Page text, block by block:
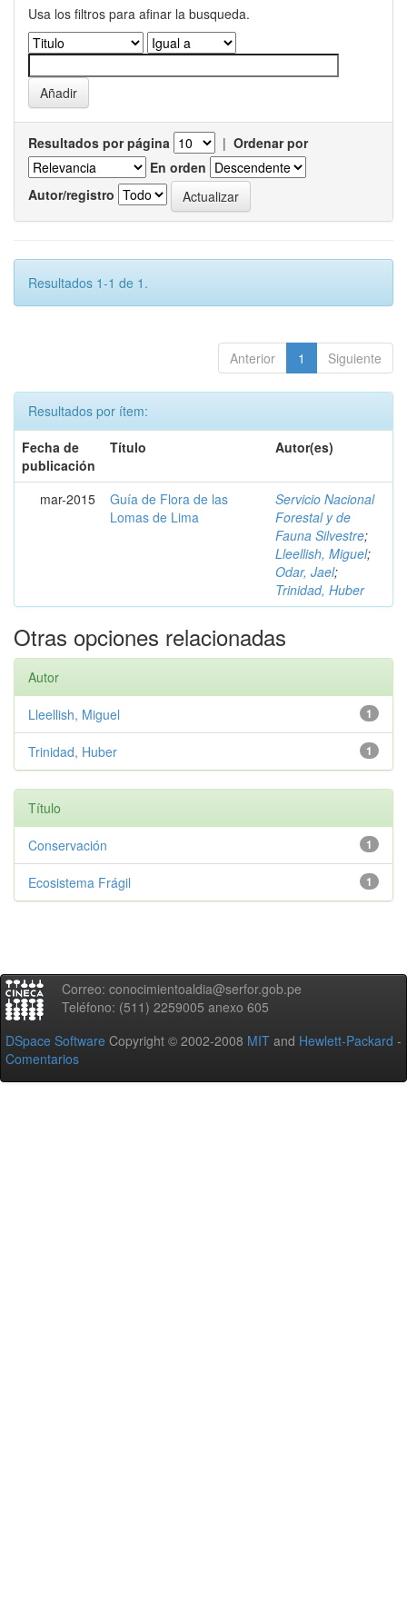
Usa los filtros para afinar la busqueda.
Resultados por página | Ordenar por
En orden
Autor/registro
Resultados 1-1 de 1.
Anterior 1 Siguiente
Resultados por ítem:
Fecha de
publicación
Título Autor(es)
mar-2015
Guía de Flora de las
Lomas de Lima
Servicio Nacional
Forestal y de
Fauna Silvestre;
Lleellish, Miguel;
Odar, Jael;
Trinidad, Huber
Otras opciones relacionadas
Autor
1
Lleellish, Miguel
1
Trinidad, Huber
Título
1
Conservación
1
Ecosistema Frágil
Correo: conocimientoaldia@serfor.gob.pe
Teléfono: (511) 2259005 anexo 605
DSpace Software Copyright © 2002-2008 MIT and Hewlett-Packard -
Comentarios